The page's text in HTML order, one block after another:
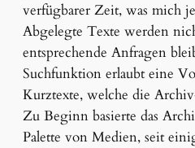
verfügbarer Zeit, was mich
Abgelegte Texte werden
entsprechende Anfragen
Suchfunktion erlaubt eine
Kurztexte, welche die
Zu Beginn basierte das
Palette von Medien, seit